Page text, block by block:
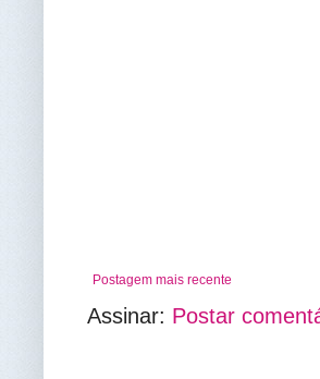
Postagem mais recente
Assinar: Postar